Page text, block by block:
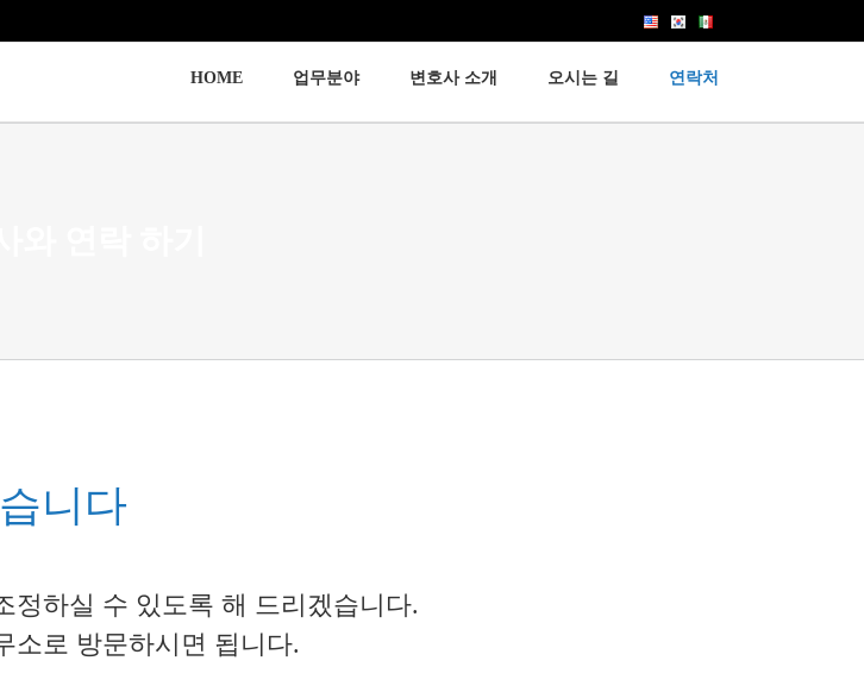
HOME 업무분야 변호사 소개 오시는 길 연락처
니다
정하실 수 있도록 해 드리겠습니다.
소로 방문하시면 됩니다.